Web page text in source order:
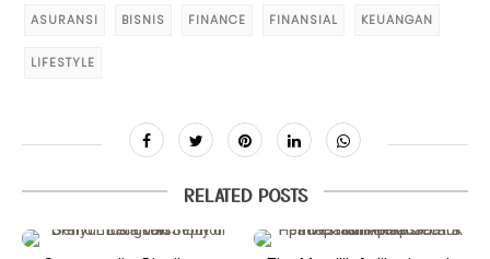
ASURANSI BISNIS FINANCE FINANSIAL KEUANGAN
LIFESTYLE
RELATED POSTS